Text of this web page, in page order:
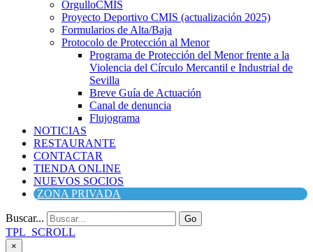
OrgulloCMIS
Proyecto Deportivo CMIS (actualización 2025)
Formularios de Alta/Baja
Protocolo de Protección al Menor
Programa de Protección del Menor frente a la
Violencia del Círculo Mercantil e Industrial de
Sevilla
Breve Guía de Actuación
Canal de denuncia
Flujograma
NOTICIAS
RESTAURANTE
CONTACTAR
TIENDA ONLINE
NUEVOS SOCIOS
ZONA PRIVADA
Buscar... Go
TPL_SCROLL
×